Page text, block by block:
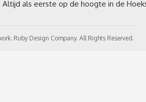
Ruby Design Company. All Rights Reserved.